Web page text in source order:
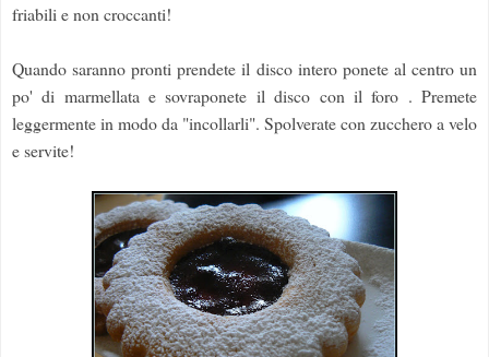
friabili e non croccanti!
Quando saranno pronti prendete il disco intero ponete al centro un
po' di marmellata e sovraponete il disco con il foro . Premete
leggermente in modo da "incollarli". Spolverate con zucchero a velo
e servite!